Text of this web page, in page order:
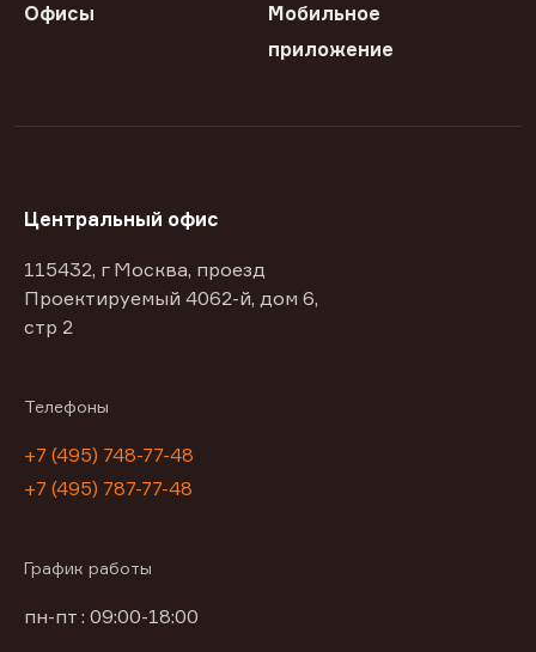
Офисы
Мобильное
приложение
Центральный офис
115432, г Москва, проезд
Проектируемый 4062-й, дом 6,
стр 2
Телефоны
+7 (495) 748-77-48
+7 (495) 787-77-48
График работы
пн-пт : 09:00-18:00